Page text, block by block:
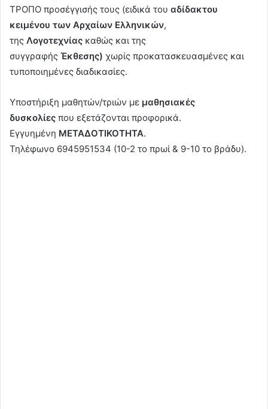
ΤΡΟΠΟ προσέγγισής τους (ειδικά του αδίδακτου
κειμένου των Αρχαίων Ελληνικών,
της Λογοτεχνίας καθώς και της
συγγραφής Έκθεσης) χωρίς προκατασκευασμένες και
τυποποιημένες διαδικασίες.
Υποστήριξη μαθητών/τριών με μαθησιακές
δυσκολίες που εξετάζονται προφορικά.
Εγγυημένη ΜΕΤΑΔΟΤΙΚΟΤΗΤΑ.
Τηλέφωνο 6945951534 (10-2 το πρωί & 9-10 το βράδυ).